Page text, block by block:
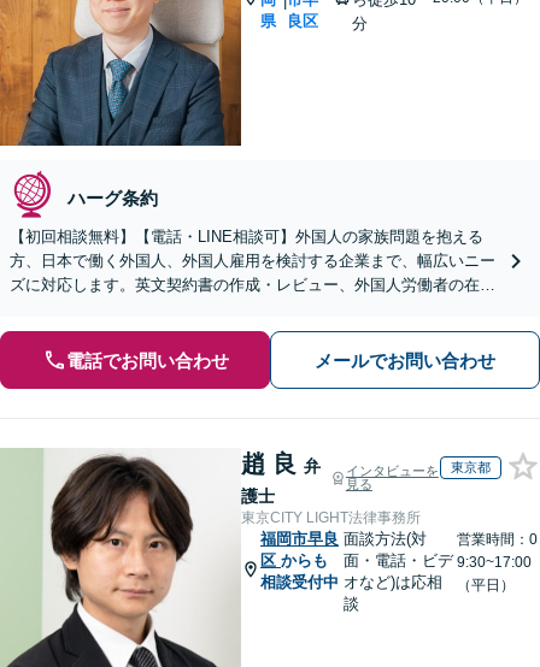
県
良区
分
ハーグ条約
【初回相談無料】【電話・LINE相談可】外国人の家族問題を抱える
方、日本で働く外国人、外国人雇用を検討する企業まで、幅広いニー
ズに対応します。英文契約書の作成・レビュー、外国人労働者の在留
電話でお問い合わせ メールでお問い合わせ
趙 良 弁
護士
インタビューを
見る
東京都
東京CITY LIGHT法律事務所
福岡市早良
区 からも
相談受付中
面談方法(対
面・電話・ビデ
オなど)は応相
談
営業時間：0
9:30~17:00
（平日）